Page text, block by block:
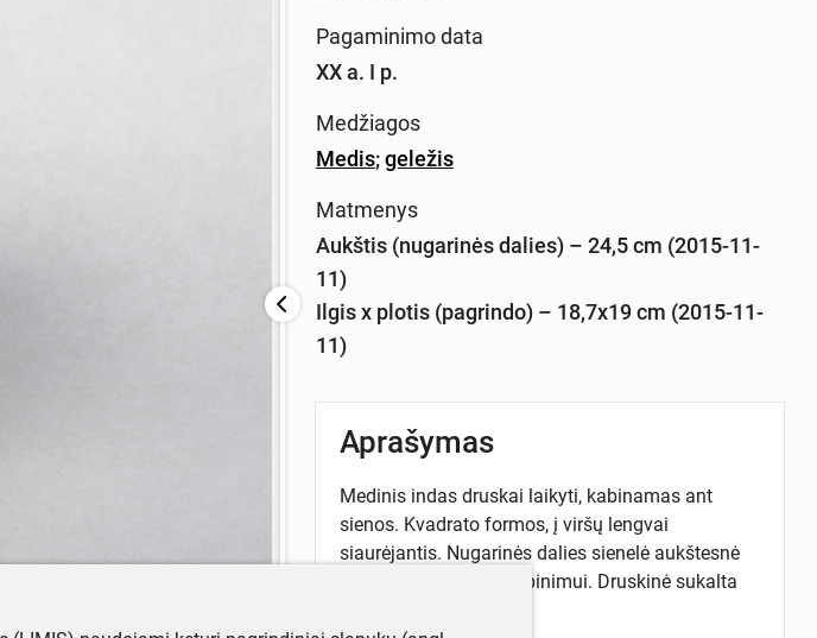
Pagaminimo data
XX a. I p.
Medžiagos
Medis;geležis
Matmenys
Aukštis (nugarinės dalies) – 24,5 cm (2015-11-
11)
Ilgis x plotis (pagrindo) – 18,7x19 cm (2015-11-
11)
Aprašymas
Medinis indas druskai laikyti, kabinamas ant
sienos. Kvadrato formos, į viršų lengvai
siaurėjantis. Nugarinės dalies sienelė aukštesnė
su išgręžta skyle pakabinimui. Druskinė sukalta